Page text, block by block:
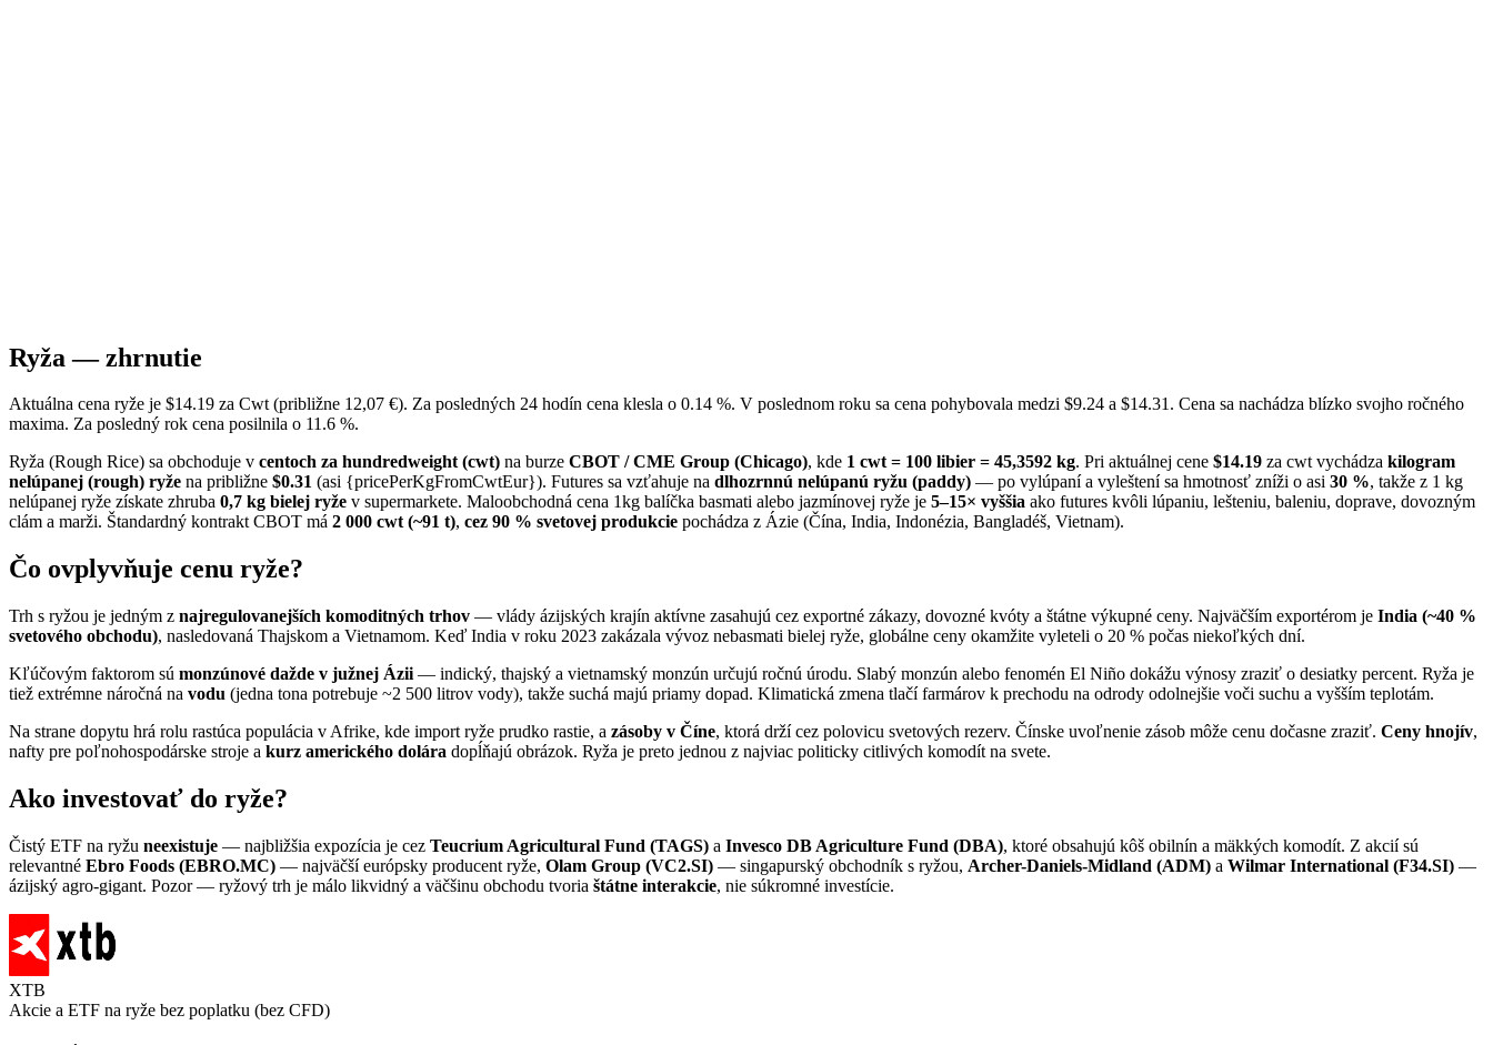
Ryža — zhrnutie
Aktuálna cena ryže je $14.19 za Cwt (približne 12,07 €). Za posledných 24 hodín cena klesla o 0.14 %. V poslednom roku sa cena pohybovala medzi $9.24 a $14.31. Cena sa nachádza blízko svojho ročného
maxima. Za posledný rok cena posilnila o 11.6 %.
Ryža (Rough Rice) sa obchoduje v centoch za hundredweight (cwt) na burze CBOT / CME Group (Chicago), kde 1 cwt = 100 libier = 45,3592 kg. Pri aktuálnej cene $14.19 za cwt vychádza kilogram
nelúpanej (rough) ryže na približne $0.31 (asi {pricePerKgFromCwtEur}). Futures sa vzťahuje na dlhozrnnú nelúpanú ryžu (paddy) — po vylúpaní a vyleštení sa hmotnosť zníži o asi 30 %, takže z 1 kg
nelúpanej ryže získate zhruba 0,7 kg bielej ryže v supermarkete. Maloobchodná cena 1kg balíčka basmati alebo jazmínovej ryže je 5–15× vyššia ako futures kvôli lúpaniu, lešteniu, baleniu, doprave, dovozným
clám a marži. Štandardný kontrakt CBOT má 2 000 cwt (~91 t), cez 90 % svetovej produkcie pochádza z Ázie (Čína, India, Indonézia, Bangladéš, Vietnam).
Čo ovplyvňuje cenu ryže?
Trh s ryžou je jedným z najregulovanejších komoditných trhov — vlády ázijských krajín aktívne zasahujú cez exportné zákazy, dovozné kvóty a štátne výkupné ceny. Najväčším exportérom je India (~40 %
svetového obchodu), nasledovaná Thajskom a Vietnamom. Keď India v roku 2023 zakázala vývoz nebasmati bielej ryže, globálne ceny okamžite vyleteli o 20 % počas niekoľkých dní.
Kľúčovým faktorom sú monzúnové dažde v južnej Ázii — indický, thajský a vietnamský monzún určujú ročnú úrodu. Slabý monzún alebo fenomén El Niño dokážu výnosy zraziť o desiatky percent. Ryža je
tiež extrémne náročná na vodu (jedna tona potrebuje ~2 500 litrov vody), takže suchá majú priamy dopad. Klimatická zmena tlačí farmárov k prechodu na odrody odolnejšie voči suchu a vyšším teplotám.
Na strane dopytu hrá rolu rastúca populácia v Afrike, kde import ryže prudko rastie, a zásoby v Číne, ktorá drží cez polovicu svetových rezerv. Čínske uvoľnenie zásob môže cenu dočasne zraziť. Ceny hnojív,
nafty pre poľnohospodárske stroje a kurz amerického dolára dopĺňajú obrázok. Ryža je preto jednou z najviac politicky citlivých komodít na svete.
Ako investovať do ryže?
Čistý ETF na ryžu neexistuje — najbližšia expozícia je cez Teucrium Agricultural Fund (TAGS) a Invesco DB Agriculture Fund (DBA), ktoré obsahujú kôš obilnín a mäkkých komodít. Z akcií sú
relevantné Ebro Foods (EBRO.MC) — najväčší európsky producent ryže, Olam Group (VC2.SI) — singapurský obchodník s ryžou, Archer-Daniels-Midland (ADM) a Wilmar International (F34.SI) —
ázijský agro-gigant. Pozor — ryžový trh je málo likvidný a väčšinu obchodu tvoria štátne interakcie, nie súkromné investície.
XTB
Akcie a ETF na ryže bez poplatku (bez CFD)